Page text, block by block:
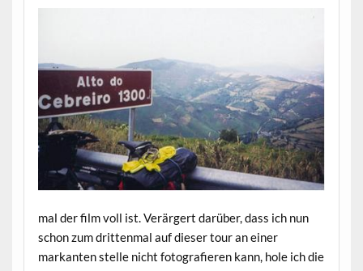
mal der film voll ist. Verärgert darüber, dass ich nun
schon zum drittenmal auf dieser tour an einer
markanten stelle nicht fotografieren kann, hole ich die